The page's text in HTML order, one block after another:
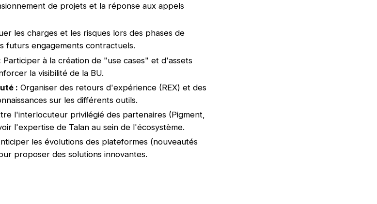
de projets et la réponse aux appels
les charges et les risques lors des phases de
futurs engagements contractuels.
Participer à la création de "use cases" et d'assets
la visibilité de la BU.
: Organiser des retours d'expérience (REX) et des
sur les différents outils.
l'interlocuteur privilégié des partenaires (Pigment,
l'expertise de Talan au sein de l'écosystème.
les évolutions des plateformes (nouveautés
proposer des solutions innovantes.